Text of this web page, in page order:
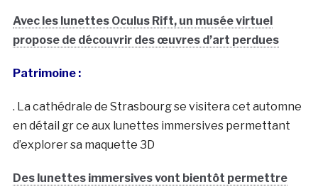
Avec les lunettes Oculus Rift, un musée virtuel
propose de découvrir des œuvres d’art perdues
Patrimoine :
. La cathédrale de Strasbourg se visitera cet automne
en détail gr ce aux lunettes immersives permettant
d’explorer sa maquette 3D
Des lunettes immersives vont bientôt permettre